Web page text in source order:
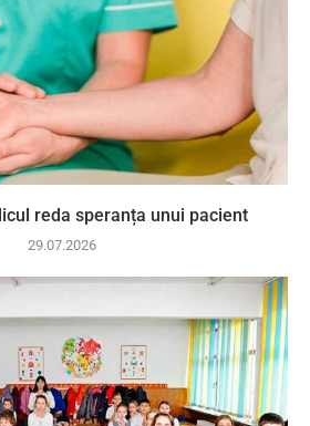
reda speranța unui pacient
29.07.2026